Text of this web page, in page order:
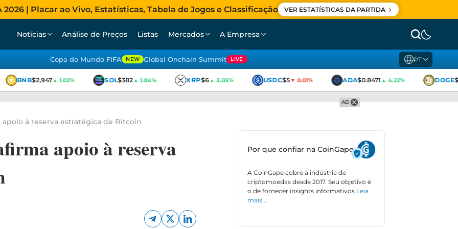
| Placar ao Vivo, Estatísticas, Tabela de Jogos e Classificação VER ESTATÍSTICAS DA PARTIDA
Notícias Análise de Preços Listas Mercados A Empresa
Copa do Mundo FIFA NEW Global Onchain Summit LIVE PT
BNB$2,947▲ 1.02% SOL$382▲ 1.04% XRP$6▲ 3.03% USDC$5▼ 0.01% ADA$0.8471▲ 4.22% DOGE
AD
apoio à reserva estratégica de Bitcoin
apoio à reserva
Por que confiar na CoinGape
A CoinGape cobre a indústria de
criptomoedas desde 2017. Seu objetivo é
o de fornecer insights informativos Leia
mais…